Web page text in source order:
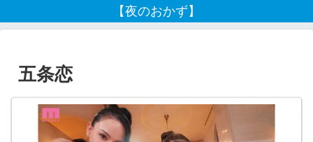
【夜のおかず】
五条恋